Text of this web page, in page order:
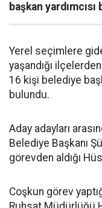
başkan
Yerel seçimlere
yaşandığı
16 kişi belediye
bulundu.
Aday adayları
Belediye Başkanı
görevden aldığı
Coşkun görev